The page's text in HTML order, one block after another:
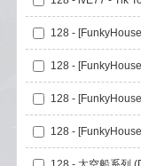
128 -
128 -
128 -
128 -